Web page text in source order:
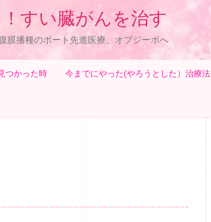
すい臓がんを治す
膜播種のポート先進医療、オプジーボへ
つかった時 今までにやった(やろうとした）治療法